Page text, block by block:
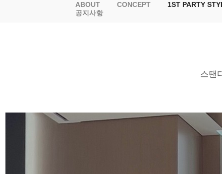
ABOUT CONCEPT
1ST PARTY
공지사항
스탠